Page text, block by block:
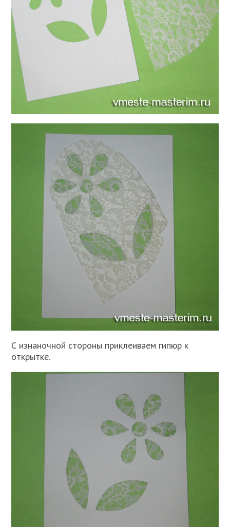
С изнаночной стороны приклеиваем гипюр к
открытке.